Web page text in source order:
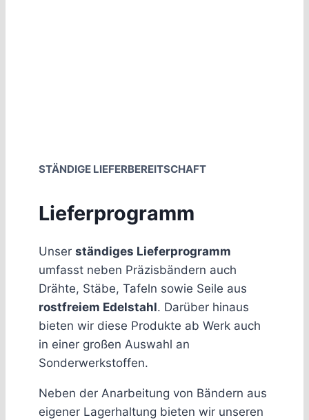
STÄNDIGE LIEFERBEREITSCHAFT
Lieferprogramm
Unser ständiges Lieferprogramm
umfasst neben Präzisbändern auch
Drähte, Stäbe, Tafeln sowie Seile aus
rostfreiem Edelstahl. Darüber hinaus
bieten wir diese Produkte ab Werk auch
in einer großen Auswahl an
Sonderwerkstoffen.
Neben der Anarbeitung von Bändern aus
eigener Lagerhaltung bieten wir unseren